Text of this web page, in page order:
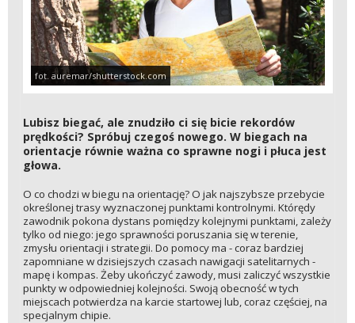
fot. auremar/shutterstock.com
Lubisz biegać, ale znudziło ci się bicie rekordów
prędkości? Spróbuj czegoś nowego. W biegach na
orientacje równie ważna co sprawne nogi i płuca jest
głowa.
O co chodzi w biegu na orientację? O jak najszybsze przebycie
określonej trasy wyznaczonej punktami kontrolnymi. Którędy
zawodnik pokona dystans pomiędzy kolejnymi punktami, zależy
tylko od niego: jego sprawności poruszania się w terenie,
zmysłu orientacji i strategii. Do pomocy ma - coraz bardziej
zapomniane w dzisiejszych czasach nawigacji satelitarnych -
mapę i kompas. Żeby ukończyć zawody, musi zaliczyć wszystkie
punkty w odpowiedniej kolejności. Swoją obecność w tych
miejscach potwierdza na karcie startowej lub, coraz częściej, na
specjalnym chipie.